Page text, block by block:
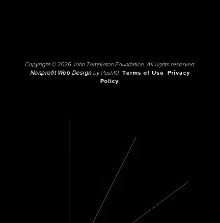
Copyright © 2026 John Templeton Foundation. All rights reserved.
Nonprofit Web Designby Push10. Terms of Use
Privacy
Policy